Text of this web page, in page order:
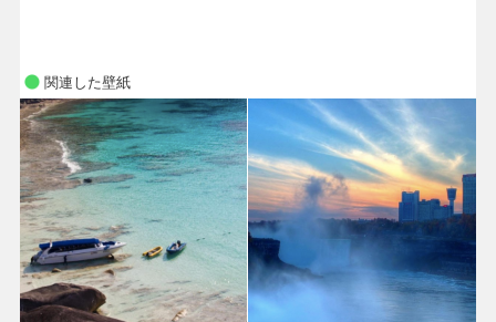
関連した壁紙